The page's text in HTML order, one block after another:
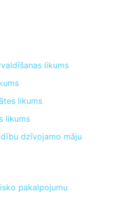
likums
likums
likums
dzīvojamo māju
pakalpojumu